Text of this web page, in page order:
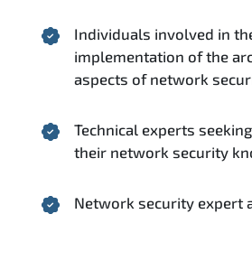
Individuals involved in
implementation of the
aspects of network
Technical experts
their network security
Network security expert